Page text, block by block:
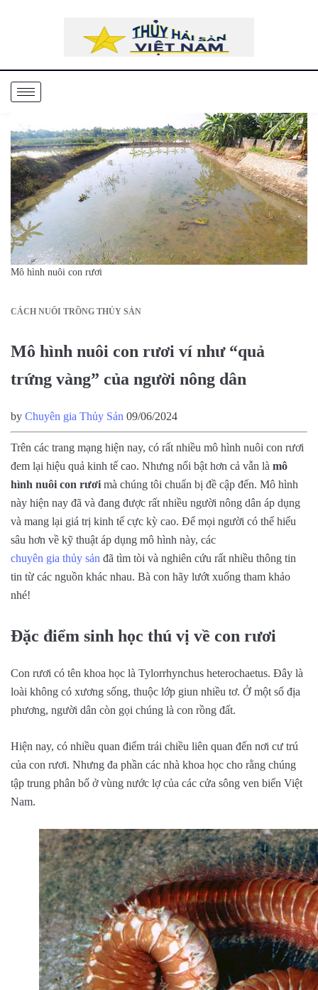
Mô hình nuôi con rươi
CÁCH NUÔI TRỒNG THỦY SẢN
Mô hình nuôi con rươi ví như “quả
trứng vàng” của người nông dân
by Chuyên gia Thủy Sản 09/06/2024
Trên các trang mạng hiện nay, có rất nhiều mô hình nuôi con rươi
đem lại hiệu quả kinh tế cao. Nhưng nổi bật hơn cả vẫn là mô
hình nuôi con rươi mà chúng tôi chuẩn bị đề cập đến. Mô hình
này hiện nay đã và đang được rất nhiều người nông dân áp dụng
và mang lại giá trị kinh tế cực kỳ cao. Để mọi người có thể hiểu
sâu hơn về kỹ thuật áp dụng mô hình này, các
chuyên gia thủy sản đã tìm tòi và nghiên cứu rất nhiều thông tin
tin từ các nguồn khác nhau. Bà con hãy lướt xuống tham khảo
nhé!
Đặc điểm sinh học thú vị về con rươi
Con rươi có tên khoa học là Tylorrhynchus heterochaetus. Đây là
loài không có xương sống, thuộc lớp giun nhiều tơ. Ở một số địa
phương, người dân còn gọi chúng là con rồng đất.
Hiện nay, có nhiều quan điểm trái chiều liên quan đến nơi cư trú
của con rươi. Nhưng đa phần các nhà khoa học cho rằng chúng
tập trung phân bố ở vùng nước lợ của các cửa sông ven biển Việt
Nam.